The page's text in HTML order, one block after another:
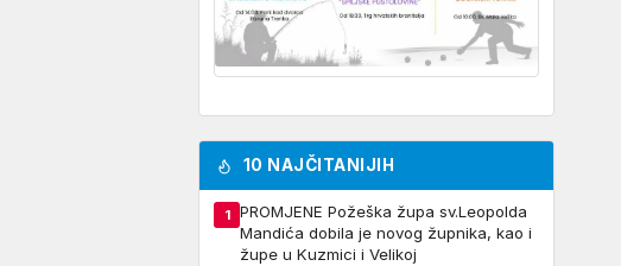
10 NAJČITANIJIH
1
PROMJENE Požeška župa sv.Leopolda
Mandića dobila je novog župnika, kao i
župe u Kuzmici i Velikoj